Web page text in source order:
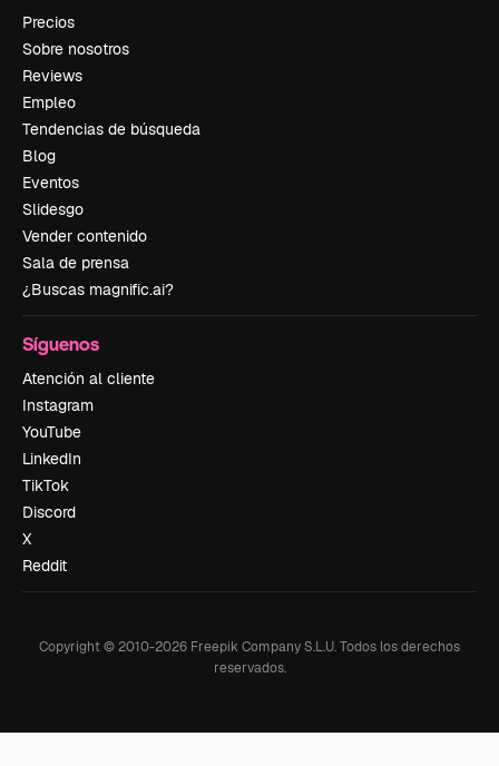
Precios
Sobre nosotros
Reviews
Empleo
Tendencias de búsqueda
Blog
Eventos
Slidesgo
Vender contenido
Sala de prensa
¿Buscas magnific.ai?
Síguenos
Atención al cliente
Instagram
YouTube
LinkedIn
TikTok
Discord
X
Reddit
Copyright © 2010-2026 Freepik Company S.L.U.Todos los derechos
reservados.